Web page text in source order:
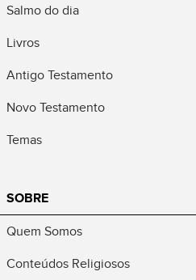
Salmo do dia
Livros
Antigo Testamento
Novo Testamento
Temas
SOBRE
Quem Somos
Conteúdos Religiosos